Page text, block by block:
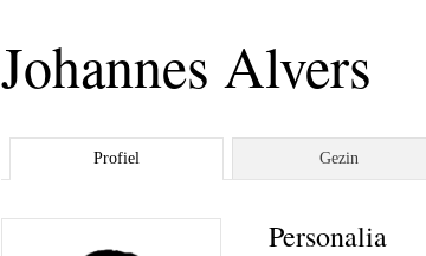
Johannes Alvers
Profiel Gezin
Personalia